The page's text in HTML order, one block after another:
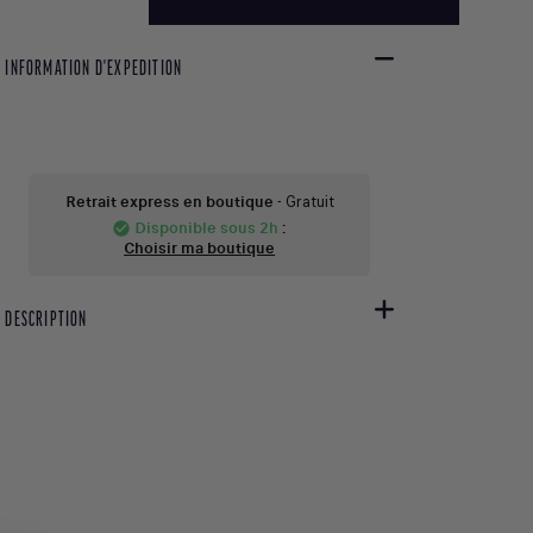
INFORMATION D'EXPEDITION
Retrait express en boutique - Gratuit
check_circle Disponible sous 2h :
Choisir ma boutique
DESCRIPTION